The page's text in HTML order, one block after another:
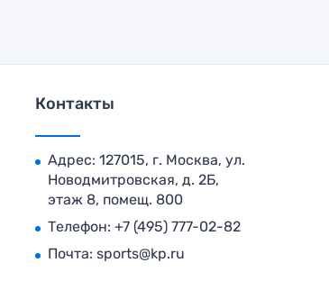
Контакты
Адрес: 127015, г. Москва, ул.
Новодмитровская, д. 2Б,
этаж 8, помещ. 800
Телефон: +7 (495) 777-02-82
Почта: sports@kp.ru